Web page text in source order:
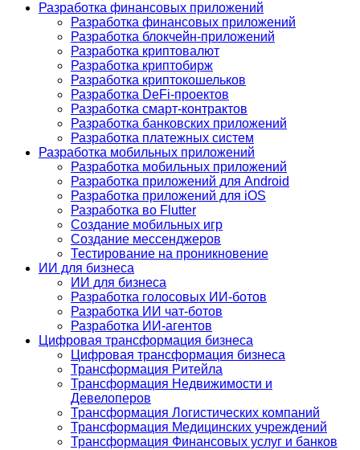
Разработка финансовых приложений
Разработка финансовых приложений
Разработка блокчейн-приложений
Разработка криптовалют
Разработка криптобирж
Разработка криптокошельков
Разработка DeFi-проектов
Разработка смарт-контрактов
Разработка банковских приложений
Разработка платежных систем
Разработка мобильных приложений
Разработка мобильных приложений
Разработка приложений для Android
Разработка приложений для iOS
Разработка во Flutter
Создание мобильных игр
Создание мессенджеров
Тестирование на проникновение
ИИ для бизнеса
ИИ для бизнеса
Разработка голосовых ИИ-ботов
Разработка ИИ чат-ботов
Разработка ИИ-агентов
Цифровая трансформация бизнеса
Цифровая трансформация бизнеса
Трансформация Ритейла
Трансформация Недвижимости и
Девелоперов
Трансформация Логистических компаний
Трансформация Медицинских учреждений
Трансформация Финансовых услуг и банков